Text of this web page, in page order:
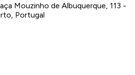
Mouzinho de Albuquerque, 113 -
Portugal